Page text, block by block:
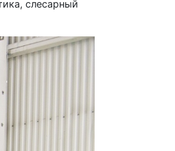
слесарный